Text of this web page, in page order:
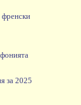
френски
за 2025